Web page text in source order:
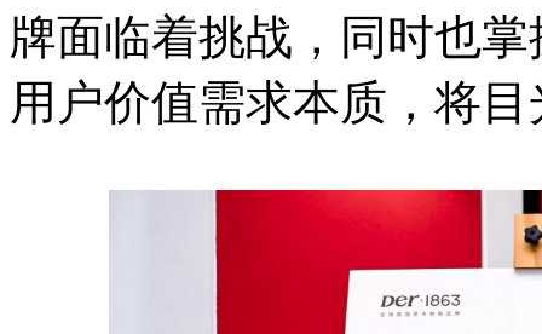
牌面临着挑战，同时也
用户价值需求本质，将